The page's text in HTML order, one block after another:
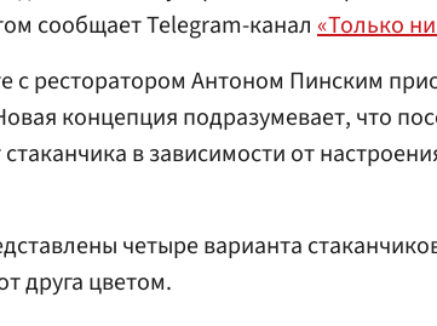
сообщает Telegram-канал «Только
с ресторатором Антоном Пинским
концепция подразумевает, что
в зависимости от
четыре варианта
друга цветом.